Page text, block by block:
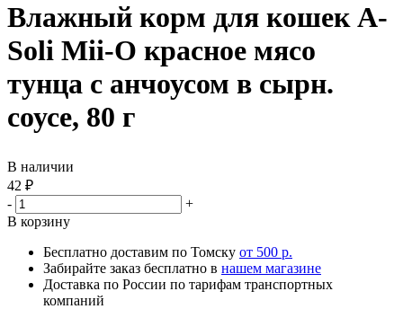
Влажный корм для кошек A-
Soli Mii-O красное мясо
тунца с анчоусом в сырн.
соусе, 80 г
В наличии
42 ₽
-
+
В корзину
Бесплатно доставим по Томску от 500 р.
Забирайте заказ бесплатно в нашем магазине
Доставка по России по тарифам транспортных
компаний